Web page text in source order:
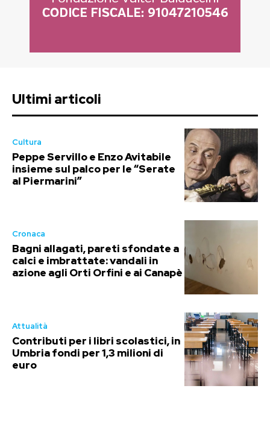
Ultimi articoli
Cultura
Peppe Servillo e Enzo Avitabile
insieme sul palco per le “Serate
al Piermarini”
Cronaca
Bagni allagati, pareti sfondate a
calci e imbrattate: vandali in
azione agli Orti Orfini e ai Canapè
Attualità
Contributi per i libri scolastici, in
Umbria fondi per 1,3 milioni di
euro